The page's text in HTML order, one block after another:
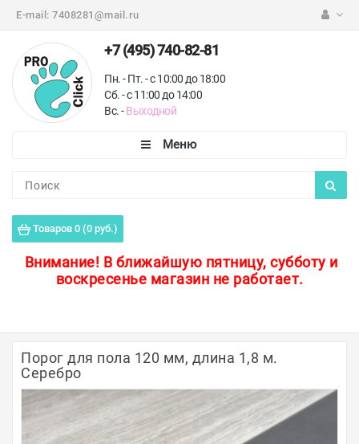
E-mail: 7408281@mail.ru
+7 (495) 740-82-81
Пн. - Пт. - с 10:00 до 18:00
Сб. - с 11:00 до 14:00
Вс. -Выходной
Товаров 0 (0 руб.)
Внимание! В ближайшую пятницу, субботу и
воскресенье магазин не работает.
Пороги для пола
Защитные уголки
Полосы из металла
Плинтуса
Порог для пола 120 мм, длина 1,8 м.
Серебро